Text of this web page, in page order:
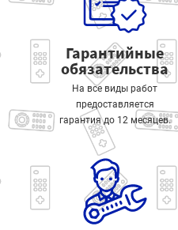
Гарантийные
обязательства
На все виды работ
предоставляется
гарантия до 12 месяцев.